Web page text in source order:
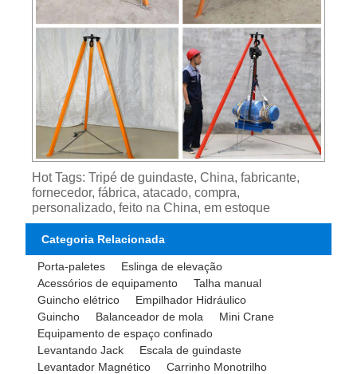
Hot Tags: Tripé de guindaste, China, fabricante,
fornecedor, fábrica, atacado, compra,
personalizado, feito na China, em estoque
Categoria Relacionada
Porta-paletes
Eslinga de elevação
Acessórios de equipamento
Talha manual
Guincho elétrico
Empilhador Hidráulico
Guincho
Balanceador de mola
Mini Crane
Equipamento de espaço confinado
Levantando Jack
Escala de guindaste
Levantador Magnético
Carrinho Monotrilho